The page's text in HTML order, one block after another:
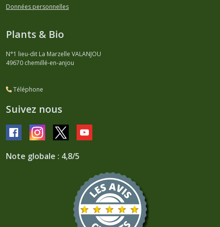
Données personnelles
Plants & Bio
N°1 lieu-dit La Marzelle VALANJOU
49670 chemillé-en-anjou
Téléphone
Suivez nous
Note globale : 4,8/5